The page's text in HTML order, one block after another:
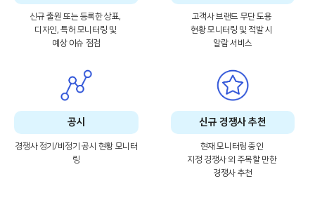
신규 출원 또는 등록한 상표,
디자인, 특허 모니터링 및
예상 이슈 점검
고객사 브랜드 무단 도용
현황 모니터링 및 적발 시
알람 서비스
공시
경쟁사 정기/비정기 공시 현황 모니터
링
신규 경쟁사 추천
현재 모니터링 중인
지정 경쟁사 외 주목할 만한
경쟁사 추천